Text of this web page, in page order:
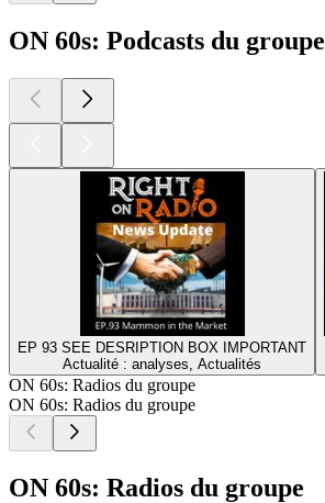
ON 60s: Podcasts du groupe
EP 93 SEE DESRIPTION BOX IMPORTANT
Actualité : analyses, Actualités
ON 60s: Radios du groupe
ON 60s: Radios du groupe
ON 60s: Radios du groupe